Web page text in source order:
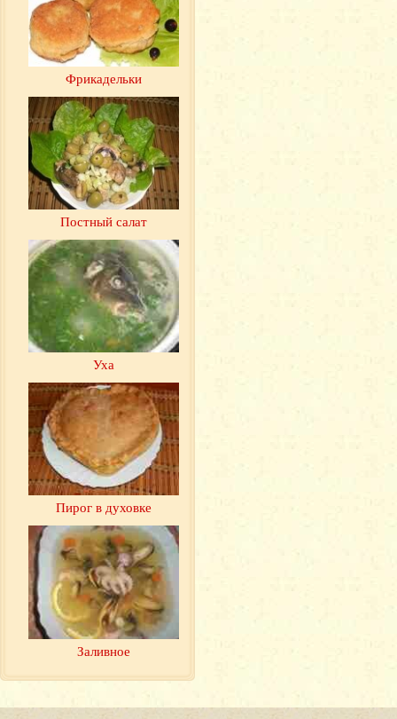
Фрикадельки
Постный салат
Уха
Пирог в духовке
Заливное